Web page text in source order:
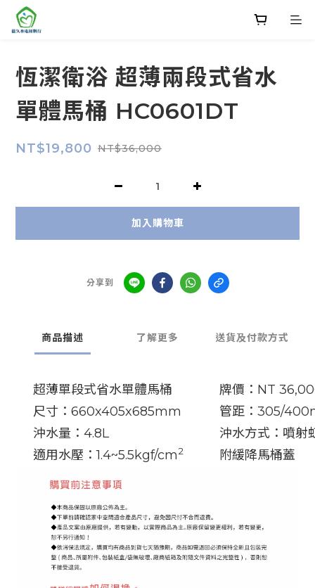
恆潔衛浴 超薄兩段式省水
單體馬桶 HC0601DT
NT$19,800 NT$36,000
加入購物車
分享到
商品描述 了解更多 送貨及付款方式
超薄單段式省水單體馬桶
牌價：NT
尺寸：660x405x685mm
管距：305/
沖水量：4.8L
沖水方式：噴射
適用水壓：1.4~5.5kgf/cm2 附緩降馬桶蓋